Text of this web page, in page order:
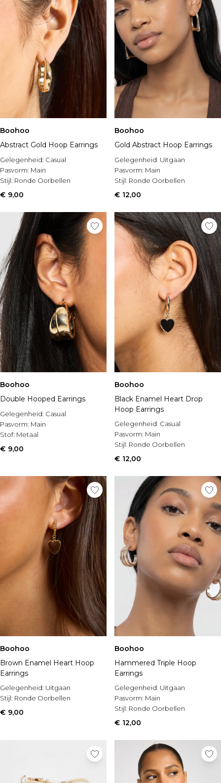
Boohoo
Abstract Gold Hoop Earrings
Gelegenheid: Casual
Pasvorm: Main
Stijl: Ronde Oorbellen
€ 9,00
Boohoo
Gold Abstract Hoop Earrings
Gelegenheid: Uitgaan
Pasvorm: Main
Stijl: Ronde Oorbellen
€ 12,00
Boohoo
Double Hooped Earrings
Gelegenheid: Casual
Pasvorm: Main
Stof: Metaal
€ 9,00
Boohoo
Black Enamel Heart Drop
Hoop Earrings
Gelegenheid: Casual
Pasvorm: Main
Stijl: Ronde Oorbellen
€ 12,00
Boohoo
Brown Enamel Heart Hoop
Earrings
Gelegenheid: Uitgaan
Stijl: Ronde Oorbellen
€ 9,00
Boohoo
Hammered Triple Hoop
Earrings
Gelegenheid: Uitgaan
Pasvorm: Main
Stijl: Ronde Oorbellen
€ 12,00